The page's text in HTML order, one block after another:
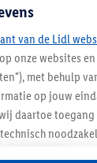
van de Lidl
onze websites
met behulp
op jouw
daartoe